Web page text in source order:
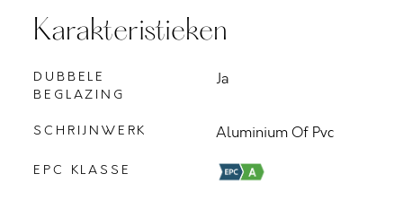
Karakteristieken
DUBBELE
BEGLAZING
Ja
SCHRIJNWERK Aluminium Of Pvc
EPC KLASSE